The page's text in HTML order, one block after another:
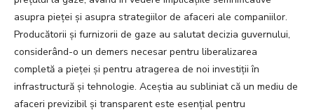
asupra pieței și asupra strategiilor de afaceri ale companiilor.
Producătorii și furnizorii de gaze au salutat decizia guvernului,
considerând-o un demers necesar pentru liberalizarea
completă a pieței și pentru atragerea de noi investiții în
infrastructură și tehnologie. Aceștia au subliniat că un mediu de
afaceri previzibil și transparent este esențial pentru